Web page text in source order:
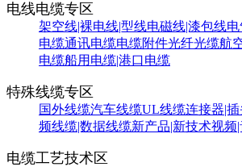
电线电缆专区
架空线|裸电线|型线电磁线|漆包线
电缆通讯电缆电缆附件光纤光缆航
电缆船用电缆|港口电缆
特殊线缆专区
国外线缆汽车线缆UL线缆连接器|
频线缆|数据线缆新产品|新技术视频
电缆工艺技术区